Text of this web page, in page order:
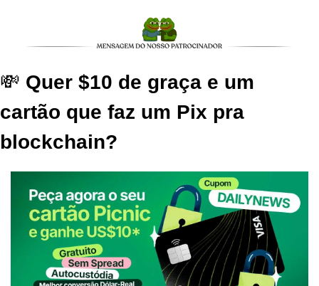
💸 Quer $10 de graça e um
cartão que faz um Pix pra
blockchain?